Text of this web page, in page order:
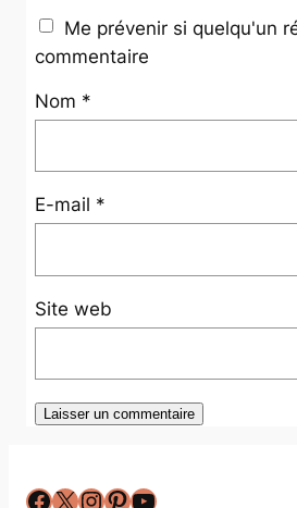
Me prévenir si quelqu'un
commentaire
Nom *
E-mail *
Site web
Facebook
X Instagram
Pinterest
YouTube